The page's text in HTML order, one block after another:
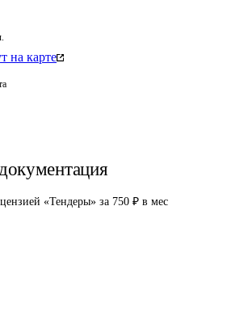
на карте
«Тендеры» за 750 ₽ в мес